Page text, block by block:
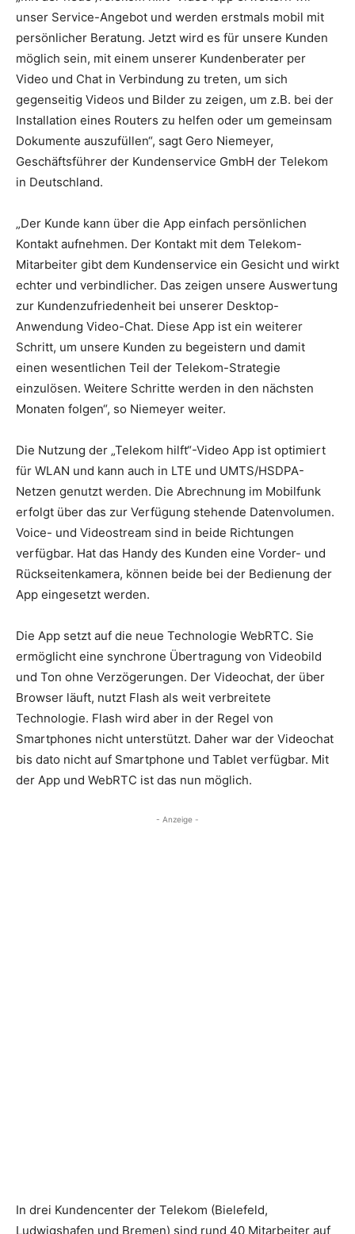
unser Service-Angebot und werden erstmals mobil mit
persönlicher Beratung. Jetzt wird es für unsere Kunden
möglich sein, mit einem unserer Kundenberater per
Video und Chat in Verbindung zu treten, um sich
gegenseitig Videos und Bilder zu zeigen, um z.B. bei der
Installation eines Routers zu helfen oder um gemeinsam
Dokumente auszufüllen“, sagt Gero Niemeyer,
Geschäftsführer der Kundenservice GmbH der Telekom
in Deutschland.
„Der Kunde kann über die App einfach persönlichen
Kontakt aufnehmen. Der Kontakt mit dem Telekom-
Mitarbeiter gibt dem Kundenservice ein Gesicht und wirkt
echter und verbindlicher. Das zeigen unsere Auswertung
zur Kundenzufriedenheit bei unserer Desktop-
Anwendung Video-Chat. Diese App ist ein weiterer
Schritt, um unsere Kunden zu begeistern und damit
einen wesentlichen Teil der Telekom-Strategie
einzulösen. Weitere Schritte werden in den nächsten
Monaten folgen“, so Niemeyer weiter.
Die Nutzung der „Telekom hilft“-Video App ist optimiert
für WLAN und kann auch in LTE und UMTS/HSDPA-
Netzen genutzt werden. Die Abrechnung im Mobilfunk
erfolgt über das zur Verfügung stehende Datenvolumen.
Voice- und Videostream sind in beide Richtungen
verfügbar. Hat das Handy des Kunden eine Vorder- und
Rückseitenkamera, können beide bei der Bedienung der
App eingesetzt werden.
Die App setzt auf die neue Technologie WebRTC. Sie
ermöglicht eine synchrone Übertragung von Videobild
und Ton ohne Verzögerungen. Der Videochat, der über
Browser läuft, nutzt Flash als weit verbreitete
Technologie. Flash wird aber in der Regel von
Smartphones nicht unterstützt. Daher war der Videochat
bis dato nicht auf Smartphone und Tablet verfügbar. Mit
der App und WebRTC ist das nun möglich.
- Anzeige -
In drei Kundencenter der Telekom (Bielefeld,
Ludwigshafen und Bremen) sind rund 40 Mitarbeiter auf